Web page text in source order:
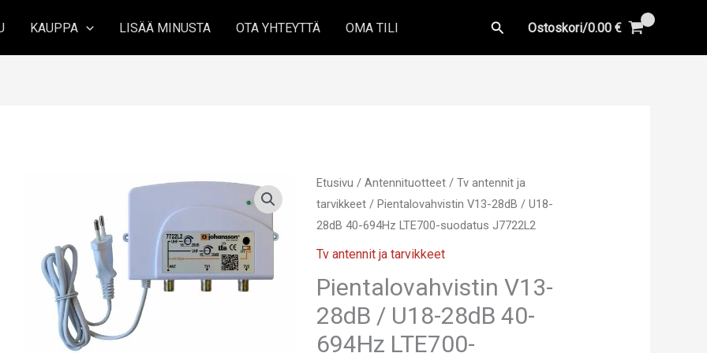
KAUPPA LISÄÄ MINUSTA OTA YHTEYTTÄ OMA TILI Hae Ostoskori/0.00 €
Etusivu /Antennituotteet /Tv antennit ja
tarvikkeet / Pientalovahvistin V13-28dB / U18-
28dB 40-694Hz LTE700-suodatus J7722L2
Tv antennit ja tarvikkeet
Pientalovahvistin V13-
28dB / U18-28dB 40-
694Hz LTE700-